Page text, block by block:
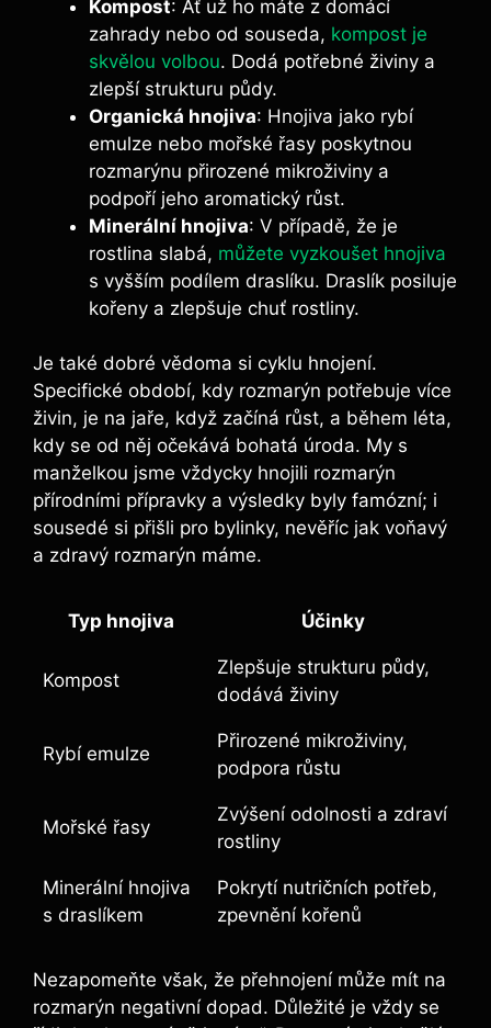
Kompost:⁤ Ať už ho máte z domácí
zahrady nebo od souseda, kompost je
skvělou volbou. ⁤Dodá ‌potřebné živiny a
zlepší strukturu půdy.
Organická hnojiva:⁣ Hnojiva jako rybí
emulze nebo ⁣mořské řasy poskytnou
rozmarýnu přirozené mikroživiny a
podpoří jeho aromatický růst.
Minerální hnojiva: V případě, že‍ je⁢
rostlina slabá, můžete vyzkoušet hnojiva
s vyšším podílem draslíku. Draslík posiluje
kořeny a zlepšuje chuť rostliny.
Je ⁣také dobré vědoma si cyklu​ hnojení.
Specifické období, ⁤kdy rozmarýn potřebuje více
živin, je na‌ jaře, když začíná růst, a během ‍léta,
kdy se od něj očekává bohatá úroda. My s
manželkou ⁣jsme vždycky⁢ hnojili rozmarýn
přírodními přípravky a‌ výsledky⁤ byly ‌famózní; i
sousedé si přišli pro bylinky, nevěříc jak voňavý
a zdravý rozmarýn ‌máme.
Typ hnojiva Účinky
Kompost
Zlepšuje strukturu půdy, ​
dodává živiny
Rybí emulze
Přirozené mikroživiny, ​
podpora růstu
Mořské řasy
Zvýšení odolnosti a‌ zdraví
rostliny
Minerální hnojiva
s draslíkem
Pokrytí nutričních potřeb, ​
zpevnění kořenů
Nezapomeňte však, že přehnojení ​může mít na
rozmarýn negativní dopad.⁤ Důležité je vždy se